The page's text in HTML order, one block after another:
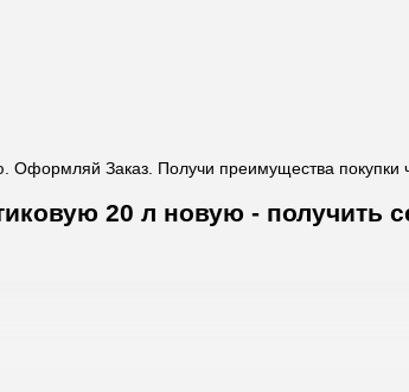
Оформляй Заказ. Получи преимущества покупки
20 л новую - получить